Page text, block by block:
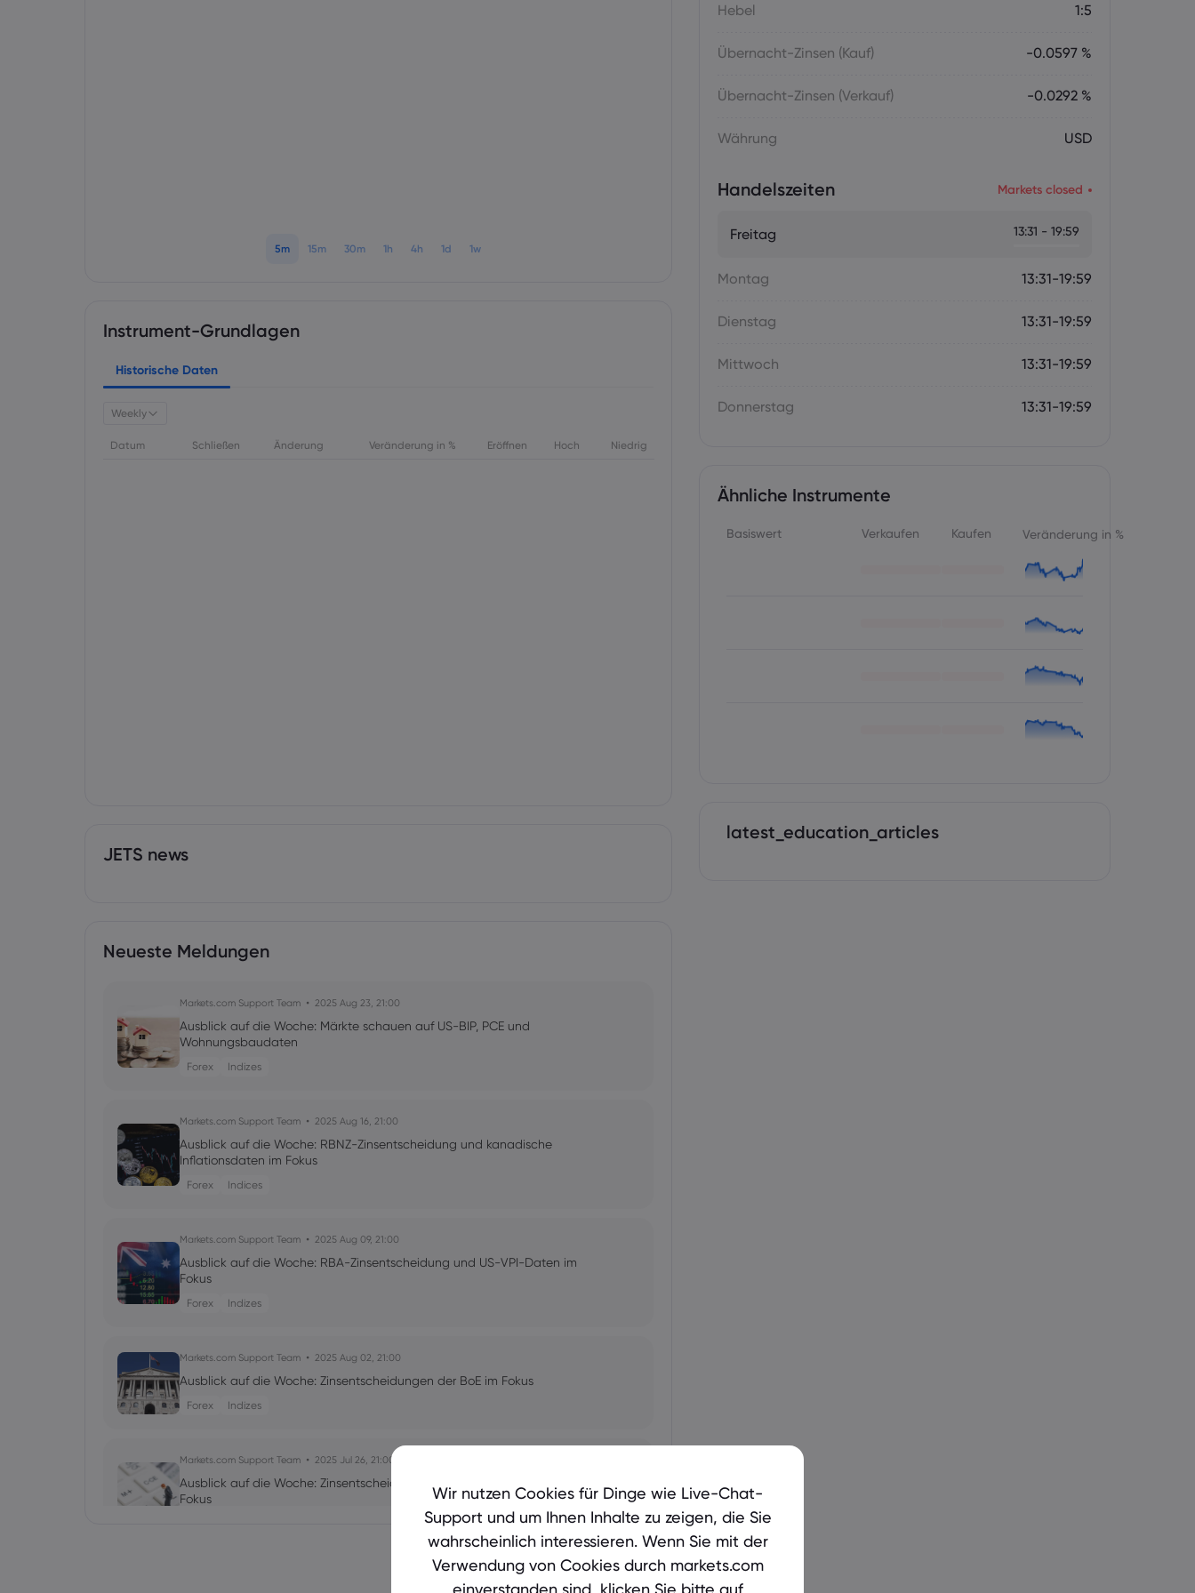
5m 15m 30m 1h 4h 1d 1w
Instrument-Grundlagen
Historische Daten
Weekly
Datum Schließen Änderung Veränderung in % Eröffnen Hoch Niedrig
JETS news
Neueste Meldungen
Markets.com Support Team 2025 Aug 23, 21:00
Ausblick auf die Woche: Märkte schauen auf US-BIP, PCE und
Wohnungsbaudaten
Forex Indizes
Markets.com Support Team 2025 Aug 16, 21:00
Ausblick auf die Woche: RBNZ-Zinsentscheidung und kanadische
Inflationsdaten im Fokus
Forex Indices
Markets.com Support Team 2025 Aug 09, 21:00
Ausblick auf die Woche: RBA-Zinsentscheidung und US-VPI-Daten im
Fokus
Forex Indizes
Markets.com Support Team 2025 Aug 02, 21:00
Ausblick auf die Woche: Zinsentscheidungen der BoE im Fokus
Forex Indizes
Markets.com Support Team 2025 Jul 26, 21:00
Ausblick auf die Woche: Zinsentscheidungen von Fed, BoC und BoJ im
Fokus
Hebel 1:5
Übernacht-Zinsen (Kauf) -0.0597 %
Übernacht-Zinsen (Verkauf) -0.0292 %
Währung USD
Handelszeiten Markets closed
Freitag 13:31 - 19:59
Montag 13:31-19:59
Dienstag 13:31-19:59
Mittwoch 13:31-19:59
Donnerstag 13:31-19:59
Ähnliche Instrumente
Basiswert Verkaufen Kaufen Veränderung in %
latest_education_articles
Wir nutzen Cookies für Dinge wie Live-Chat-
Support und um Ihnen Inhalte zu zeigen, die Sie
wahrscheinlich interessieren. Wenn Sie mit der
Verwendung von Cookies durch markets.com
einverstanden sind, klicken Sie bitte auf